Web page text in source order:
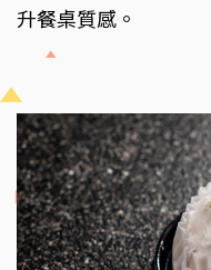
升餐桌質感。